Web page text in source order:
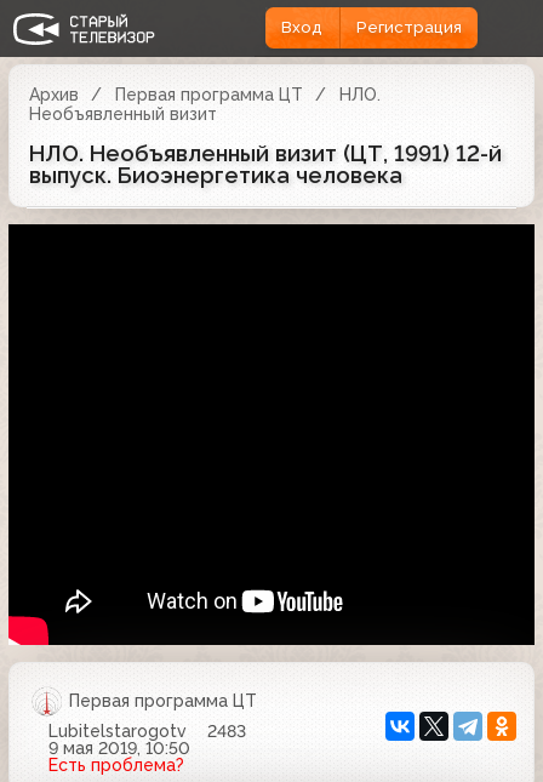
Вход Регистрация
Архив Первая программа ЦТ
НЛО.
Необъявленный визит
НЛО. Необъявленный визит (ЦТ, 1991) 12-й
выпуск. Биоэнергетика человека
Первая программа ЦТ
Lubitelstarogotv
2483
9 мая 2019, 10:50
Есть проблема?